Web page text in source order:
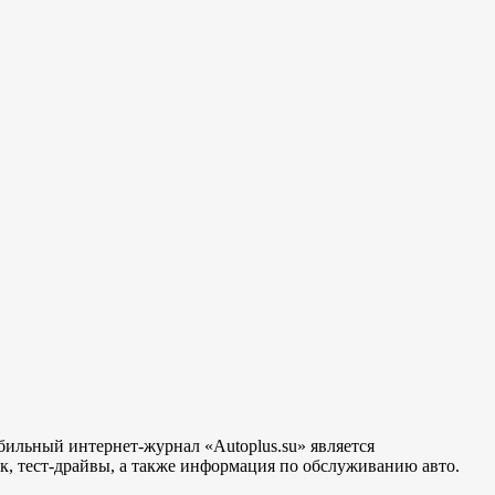
интернет-журнал «Autoplus.su» является
тест-драйвы, а также информация по обслуживанию авто.